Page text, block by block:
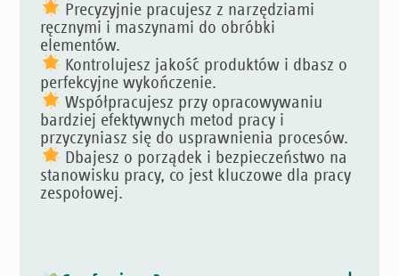
Precyzyjnie pracujesz z narzędziami
ręcznymi i maszynami do obróbki
elementów.
Kontrolujesz jakość produktów i dbasz o
perfekcyjne wykończenie.
Współpracujesz przy opracowywaniu
bardziej efektywnych metod pracy i
przyczyniasz się do usprawnienia procesów.
Dbajesz o porządek i bezpieczeństwo na
stanowisku pracy, co jest kluczowe dla pracy
zespołowej.